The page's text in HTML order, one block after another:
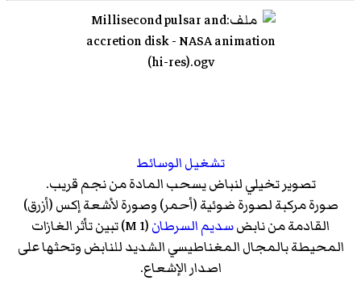
تشغيل الوسائط
تصوير تخيلي لنباض يسحب المادة من نجم قريب.
صورة مركبة لصورة ضوئية (أحمر) وصورة لأشعة إكس (أزرق)
القادمة من نابضسديم السرطان
(M 1) تبين تأثر الغازات
المحيطة بالمجال المغناطيسي الشديد للنابض وتحثها على
اصدار الإشعاع.